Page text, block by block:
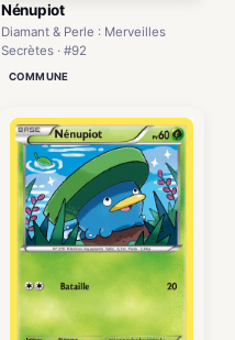
Nénupiot
Diamant & Perle : Merveilles
Secrètes · #92
COMMUNE